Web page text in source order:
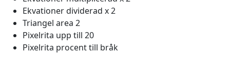
Ekvationer dividerad x 2
Triangel area 2
Pixelrita upp till 20
Pixelrita procent till bråk